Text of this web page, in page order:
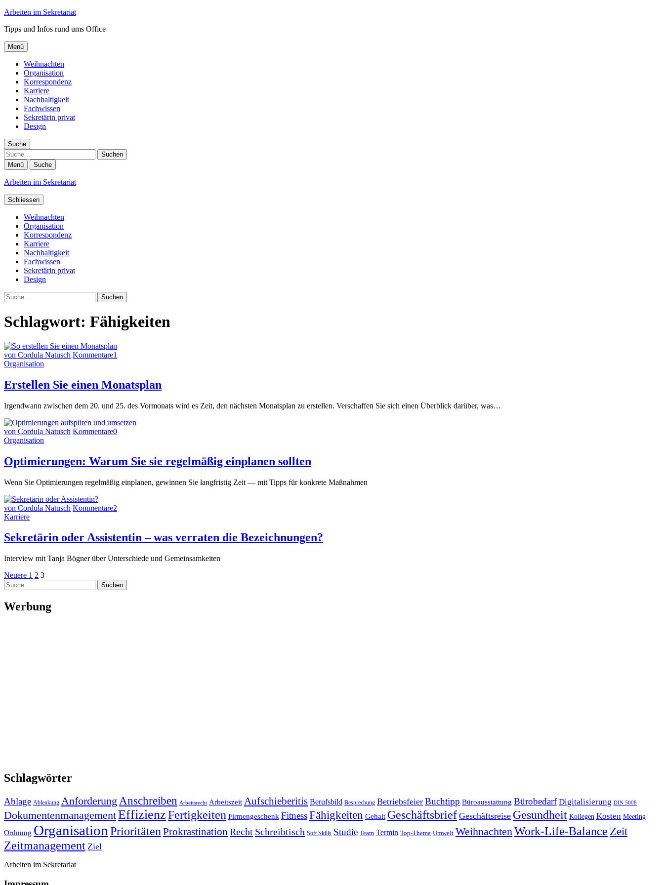
Arbeiten im Sekretariat
Tipps und Infos rund ums Office
Menü
Weihnachten
Organisation
Korrespondenz
Karriere
Nachhaltigkeit
Fachwissen
Sekretärin privat
Design
Suche
Suche
Menü Suche
Arbeiten im Sekretariat
Schliessen
Weihnachten
Organisation
Korrespondenz
Karriere
Nachhaltigkeit
Fachwissen
Sekretärin privat
Design
Suche
Schlagwort: Fähigkeiten
von Cordula Natusch Kommentare1
Organisation
Erstellen Sie einen Monatsplan
Irgendwann zwischen dem 20. und 25. des Vormonats wird es Zeit, den nächsten Monatsplan zu erstellen. Verschaffen Sie sich einen Überblick darüber, was…
von Cordula Natusch Kommentare0
Organisation
Optimierungen: Warum Sie sie regelmäßig einplanen sollten
Wenn Sie Optimierungen regelmäßig einplanen, gewinnen Sie langfristig Zeit — mit Tipps für konkrete Maßnahmen
von Cordula Natusch Kommentare2
Karriere
Sekretärin oder Assistentin – was verraten die Bezeichnungen?
Interview mit Tanja Bögner über Unterschiede und Gemeinsamkeiten
Seitennummerierung
der
Beiträge
Neuere Neuere
Seite
1 Seite
2 Seite
3
Suche
Werbung
Schlagwörter
Ablage Ablenkung Anforderung Anschreiben Arbeitsrecht Arbeitszeit Aufschieberitis Berufsbild Besprechung Betriebsfeier Buchtipp Büroausstattung Bürobedarf Digitalisierung DIN 5008
DokumentenmanagementEffizienzFertigkeiten Firmengeschenk FitnessFähigkeiten Gehalt Geschäftsbrief Geschäftsreise Gesundheit Kollegen Kosten Meeting
Ordnung Organisation Prioritäten Prokrastination Recht Schreibtisch Soft Skills Studie Team Termin Top-Thema Umwelt Weihnachten Work-Life-Balance Zeit
Zeitmanagement Ziel
Arbeiten im Sekretariat